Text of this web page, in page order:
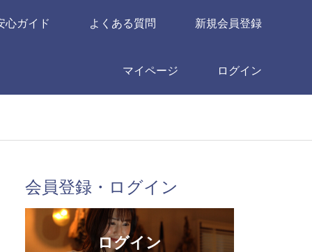
心ガイド よくある質問 新規会員登録
マイページ ログイン
会員登録・ログイン
ログイン